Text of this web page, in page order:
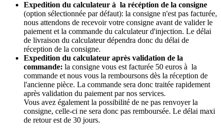
Expedition du calculateur à la récéption de la consigne
(option sélectionnée par défaut): la consigne n'est pas facturée,
nous attendons de recevoir votre consigne avant de valider le
paiement et la commande du calculateur d'injection. Le délai
de livraison du calculateur dépendra donc du délai de
réception de la consigne.
Expedition du calculateur après validation de la
commande: la consigne vous est facturée 50 euros à la
commande et nous vous la remboursons dès la réception de
l'ancienne pièce. La commande sera donc traitée rapidement
après validation du paiement par nos services.
Vous avez également la possibilité de ne pas renvoyer la
consigne, celle-ci ne sera donc pas remboursée. Le délai maxi
de retour est de 30 jours.